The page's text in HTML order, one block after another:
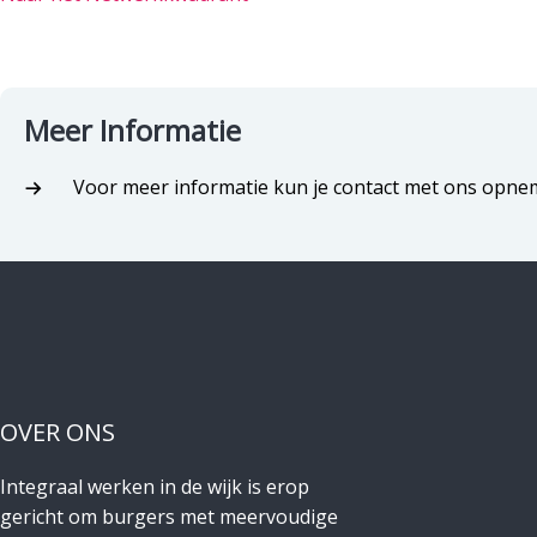
Meer Informatie
Voor meer informatie kun je contact met ons
OVER ONS
Integraal werken in de wijk is erop
gericht om burgers met meervoudige